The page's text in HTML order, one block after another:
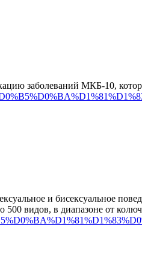
заболеваний МКБ-10,
и бисексуальное
видов, в диапазоне от